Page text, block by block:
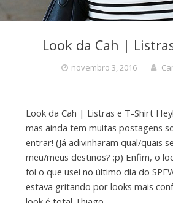
Look da Cah |
novembro 3, 2016
Look da Cah | Listras e T-Shirt
mas ainda tem muitas postagens
entrar! (Já adivinharam qual/quais
meu/meus destinos? ;p) Enfim, o
foi o que usei no último dia do
estava gritando por looks mais